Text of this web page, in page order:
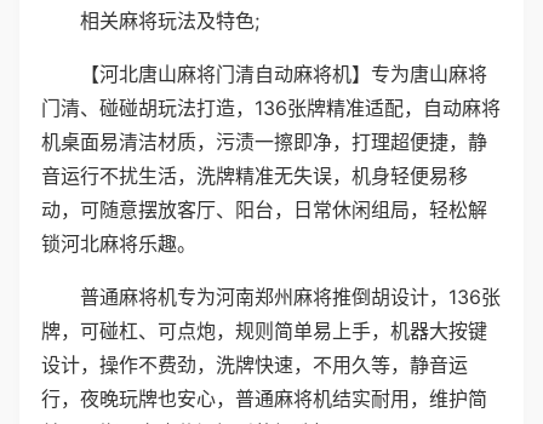
相关麻将玩法及特色;
【河北唐山麻将门清自动麻将机】专为唐山麻将
门清、碰碰胡玩法打造，136张牌精准适配，自动麻将
机桌面易清洁材质，污渍一擦即净，打理超便捷，静
音运行不扰生活，洗牌精准无失误，机身轻便易移
动，可随意摆放客厅、阳台，日常休闲组局，轻松解
锁河北麻将乐趣。
普通麻将机专为河南郑州麻将推倒胡设计，136张
牌，可碰杠、可点炮，规则简单易上手，机器大按键
设计，操作不费劲，洗牌快速，不用久等，静音运
行，夜晚玩牌也安心，普通麻将机结实耐用，维护简